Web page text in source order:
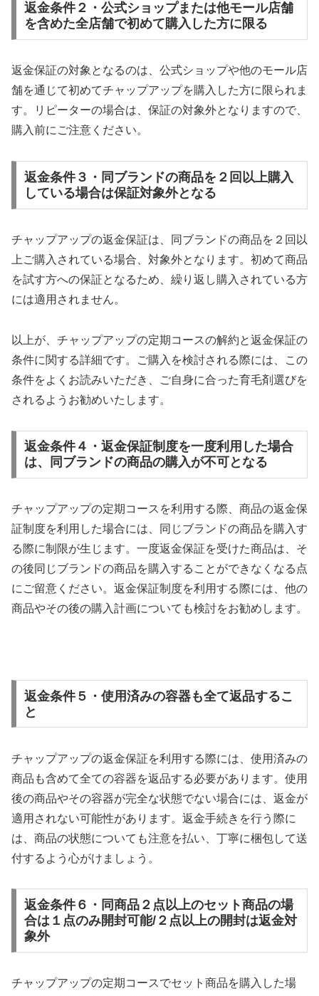
返金条件２・公式ショップまたは他モール店舗
を含めた全店舗で初めて購入した方に限る
返金保証の対象となるのは、公式ショップや他のモール店
舗を通じて初めてチャップアップを購入した方に限られま
す。リピーターの場合は、保証の対象外となりますので、
購入前にご注意ください。
返金条件３・同ブランドの商品を２回以上購入
している場合は保証対象外となる
チャップアップの返金保証は、同ブランドの商品を２回以
上ご購入されている場合、対象外となります。初めて商品
を試す方への保証となるため、繰り返し購入されている方
には適用されません。
以上が、チャップアップの定期コースの解約と返金保証の
条件に関する詳細です。ご購入を検討される際には、この
条件をよくお読みいただき、ご自身に合った育毛剤選びを
されるようお勧めいたします。
返金条件４・返金保証制度を一度利用した場合
は、同ブランドの商品の購入が不可となる
チャップアップの定期コースを利用する際、商品の返金保
証制度を利用した場合には、同じブランドの商品を購入す
る際に制限が生じます。一度返金保証を受けた商品は、そ
の後同じブランドの商品を購入することができなくなる点
にご留意ください。返金保証制度を利用する際には、他の
商品やその後の購入計画についても検討をお勧めします。
返金条件５・使用済みの容器も全て返品するこ
と
チャップアップの返金保証を利用する際には、使用済みの
商品も含めて全ての容器を返品する必要があります。使用
後の商品やその容器が完全な状態でない場合には、返金が
適用されない可能性があります。返金手続きを行う際に
は、商品の状態についても注意を払い、丁寧に梱包して送
付するよう心がけましょう。
返金条件６・同商品２点以上のセット商品の場
合は１点のみ開封可能/２点以上の開封は返金対
象外
チャップアップの定期コースでセット商品を購入した場